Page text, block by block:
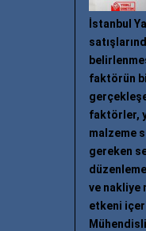
İstanbul
faktörün
faktörler,
malzeme
gereken
ve nakliye
etkeni